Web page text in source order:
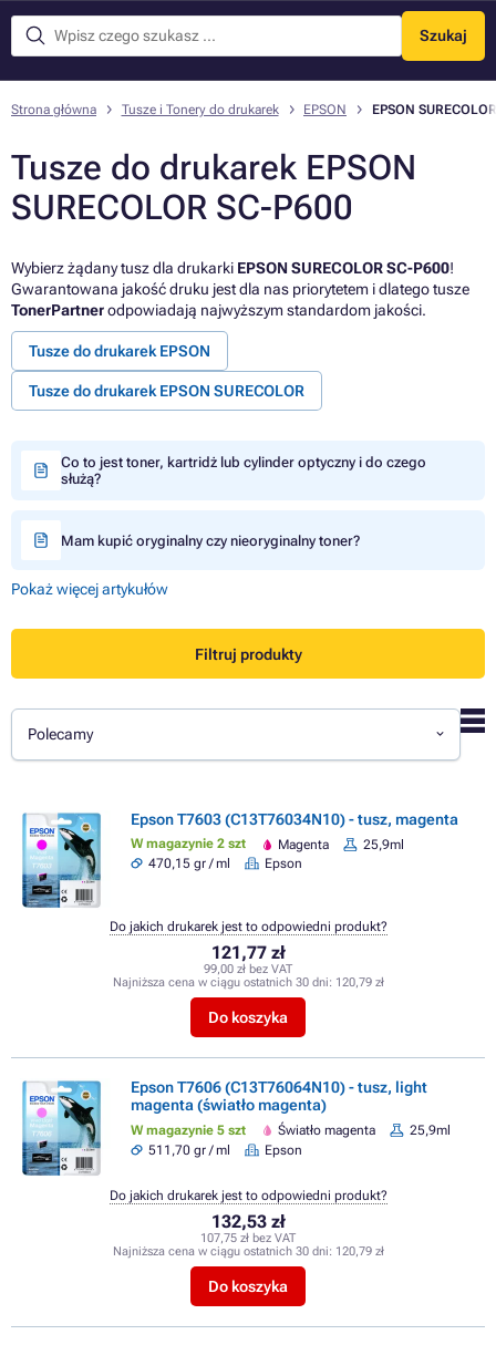
Szukaj
Menu
Strona główna Tusze i Tonery do drukarek EPSON EPSON
Tusze do drukarek EPSON
SURECOLOR SC-P600
Wybierz żądany tusz dla drukarki EPSON SURECOLOR SC-P600!
Gwarantowana jakość druku jest dla nas priorytetem i dlatego tusze
TonerPartnerodpowiadają najwyższym standardom jakości.
Tusze do drukarek EPSON
Tusze do drukarek EPSON SURECOLOR
Co to jest toner, kartridż lub cylinder optyczny i do czego
służą?
Mam kupić oryginalny czy nieoryginalny toner?
Pokaż więcej artykułów
Filtruj produkty
Polecamy
Epson T7603 (C13T76034N10) - tusz, magenta
W magazynie 2 szt Magenta
25,9ml
470,15 gr / ml
Epson
121,77 zł
99,00 zł bez VAT
Najniższa cena w ciągu ostatnich 30 dni: 120,79 zł
Do koszyka
Do jakich drukarek jest to odpowiedni produkt?
Epson T7606 (C13T76064N10) - tusz, light
magenta (światło magenta)
W magazynie 5 szt Światło magenta
25,9ml
511,70 gr / ml
Epson
132,53 zł
107,75 zł bez VAT
Najniższa cena w ciągu ostatnich 30 dni: 120,79 zł
Do koszyka
Do jakich drukarek jest to odpowiedni produkt?